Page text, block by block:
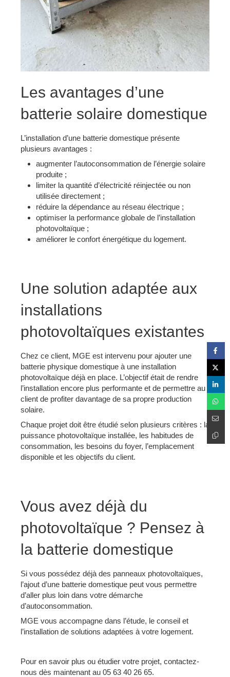
Les avantages d’une
batterie solaire domestique
L’installation d’une batterie domestique présente
plusieurs avantages :
augmenter l’autoconsommation de l’énergie solaire
produite ;
limiter la quantité d’électricité réinjectée ou non
utilisée directement ;
réduire la dépendance au réseau électrique ;
optimiser la performance globale de l’installation
photovoltaïque ;
améliorer le confort énergétique du logement.
Une solution adaptée aux
installations
photovoltaïques existantes
Chez ce client, MGE est intervenu pour ajouter une
batterie physique domestique à une installation
photovoltaïque déjà en place. L’objectif était de rendre
l’installation encore plus performante et de permettre au
client de profiter davantage de sa propre production
solaire.
Chaque projet doit être étudié selon plusieurs critères : la
puissance photovoltaïque installée, les habitudes de
consommation, les besoins du foyer, l’emplacement
disponible et les objectifs du client.
Vous avez déjà du
photovoltaïque ? Pensez à
la batterie domestique
Si vous possédez déjà des panneaux photovoltaïques,
l’ajout d’une batterie domestique peut vous permettre
d’aller plus loin dans votre démarche
d’autoconsommation.
MGE vous accompagne dans l’étude, le conseil et
l’installation de solutions adaptées à votre logement.
Pour en savoir plus ou étudier votre projet, contactez-
nous dès maintenant au 05 63 40 26 65.